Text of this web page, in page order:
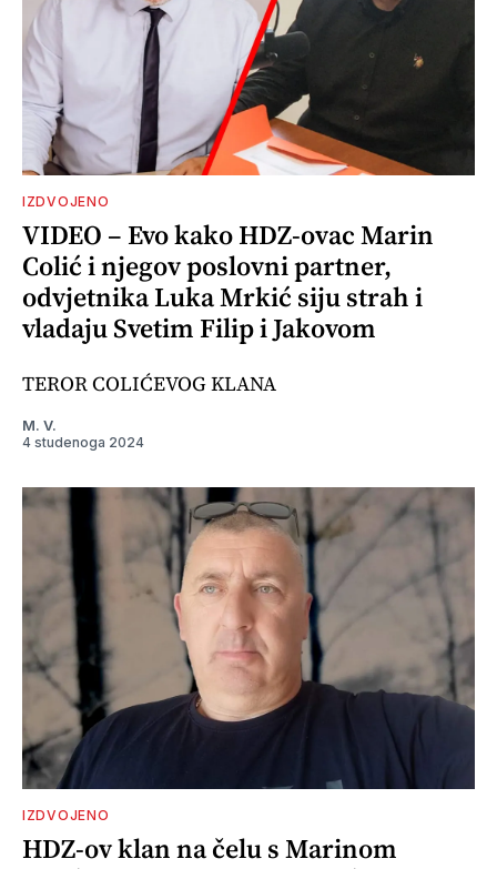
IZDVOJENO
VIDEO – Evo kako HDZ-ovac Marin
Colić i njegov poslovni partner,
odvjetnika Luka Mrkić siju strah i
vladaju Svetim Filip i Jakovom
TEROR COLIĆEVOG KLANA
M. V.
4 studenoga 2024
IZDVOJENO
HDZ-ov klan na čelu s Marinom